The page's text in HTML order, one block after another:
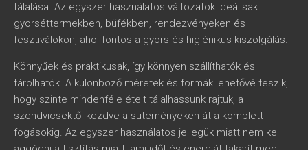
tálalása. Az egyszer használatos változatok ideálisak
gyorséttermekben, büfékben, rendezvényeken és
fesztiválokon, ahol fontos a gyors és higiénikus kiszolgálás.
Könnyűek és praktikusak, így könnyen szállíthatók és
tárolhatók. A különböző méretek és formák lehetővé teszik,
hogy szinte mindenféle ételt tálalhassunk rajtuk, a
szendvicsektől kezdve a süteményeken át a komplett
fogásokig. Az egyszer használatos jellegük miatt nem kell